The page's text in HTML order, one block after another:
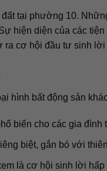
tại phường 10.
hiện diện của các
ra cơ hội đầu tư sinh lời
hình bất động sản
biến cho các gia đình
biệt, gắn bó với
là cơ hội sinh lời hấp